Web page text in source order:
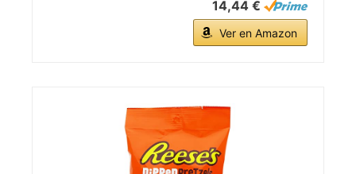
14,44 €
Ver en Amazon